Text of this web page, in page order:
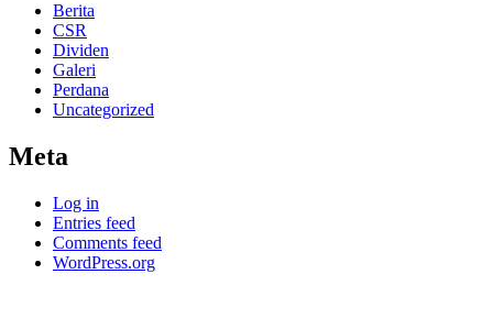
Berita
CSR
Dividen
Galeri
Perdana
Uncategorized
Meta
Log in
Entries feed
Comments feed
WordPress.org